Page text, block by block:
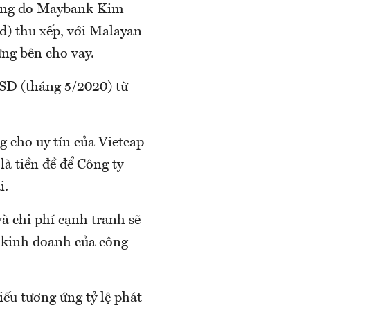
do Maybank Kim
thu xếp, với Malayan
bên cho vay.
(tháng 5/2020) từ
cho uy tín của Vietcap
tiền đề để Công ty
chi phí cạnh tranh sẽ
doanh của công
tương ứng tỷ lệ phát